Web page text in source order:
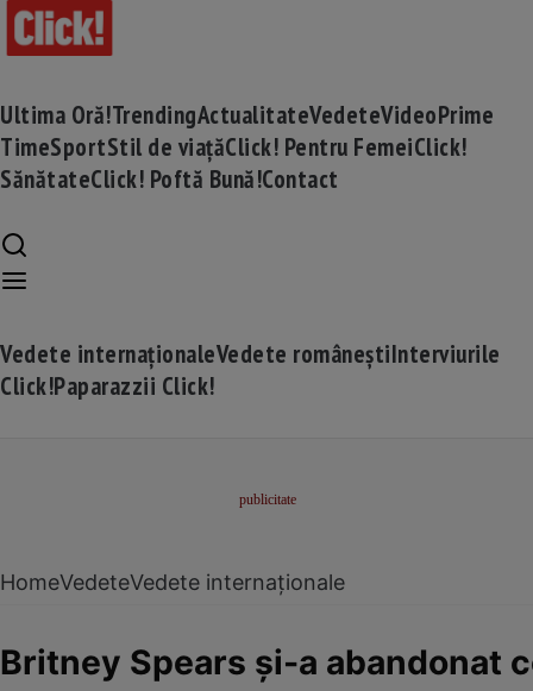
Ultima Oră!TrendingActualitateVedeteVideoPrime
TimeSportStil de viațăClick! Pentru FemeiClick!
SănătateClick! Poftă Bună!Contact
Vedete internaționaleVedete româneștiInterviurile
Click!Paparazzii Click!
HomeVedeteVedete internaționale
Britney Spears și-a abandonat